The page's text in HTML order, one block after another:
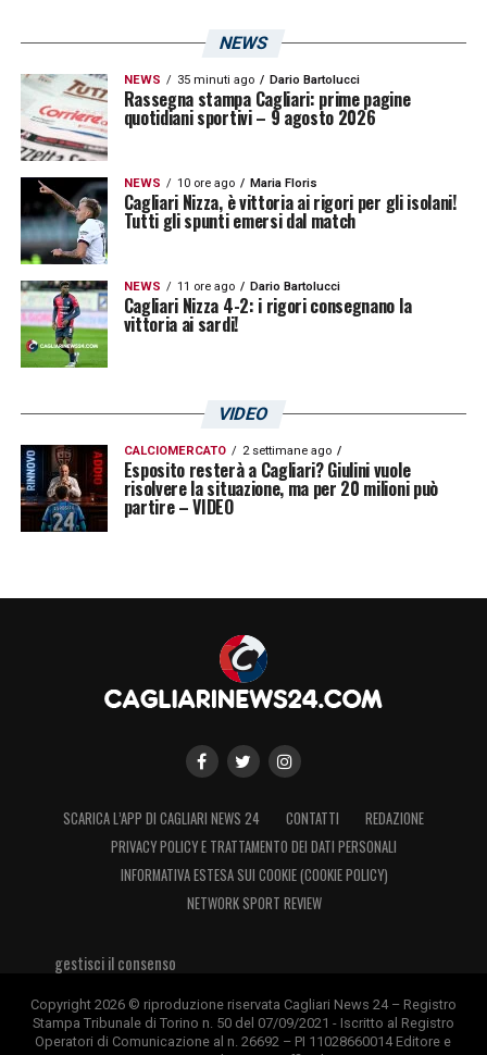
NEWS
NEWS 35 minuti ago Dario Bartolucci
Rassegna stampa Cagliari: prime pagine
quotidiani sportivi – 9 agosto 2026
NEWS 10 ore ago Maria Floris
Cagliari Nizza, è vittoria ai rigori per gli isolani!
Tutti gli spunti emersi dal match
NEWS 11 ore ago Dario Bartolucci
Cagliari Nizza 4-2: i rigori consegnano la
vittoria ai sardi!
VIDEO
CALCIOMERCATO 2 settimane ago
Esposito resterà a Cagliari? Giulini vuole
risolvere la situazione, ma per 20 milioni può
partire – VIDEO
SCARICA L’APP DI CAGLIARI NEWS 24 CONTATTI
REDAZIONE
PRIVACY POLICY E TRATTAMENTO DEI DATI PERSONALI
INFORMATIVA ESTESA SUI COOKIE (COOKIE POLICY)
NETWORK SPORT REVIEW
gestisci il consenso
Copyright 2026 © riproduzione riservata Cagliari News 24 – Registro
Stampa Tribunale di Torino n. 50 del 07/09/2021 - Iscritto al Registro
Operatori di Comunicazione al n. 26692 – PI 11028660014 Editore e